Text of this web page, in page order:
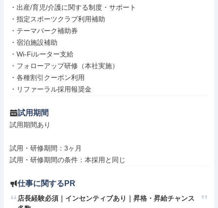
・出産/育児/介護に関する制度・サポート
・指定スポーツクラブ利用補助
・テーマパーク補助券
・宿泊施設補助
・Wi-Fiルーター支給
・フォローアップ研修（本社実施）
・各種割引クーポン利用
・リファーラル採用報奨金
試用期間
試用期間あり
試用・研修期間：3ヶ月
仕事に関するPR
店長経験必須｜インセンティブあり｜昇格・昇給チャンス